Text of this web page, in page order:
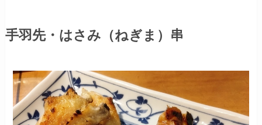
手羽先・はさみ（ねぎま）串